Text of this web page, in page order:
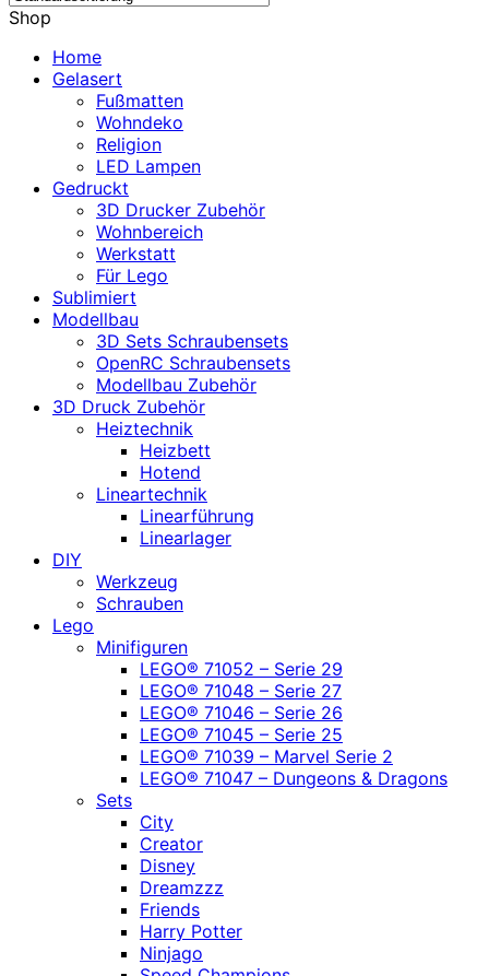
Shop
Home
Gelasert
Fußmatten
Wohndeko
Religion
LED Lampen
Gedruckt
3D Drucker Zubehör
Wohnbereich
Werkstatt
Für Lego
Sublimiert
Modellbau
3D Sets Schraubensets
OpenRC Schraubensets
Modellbau Zubehör
3D Druck Zubehör
Heiztechnik
Heizbett
Hotend
Lineartechnik
Linearführung
Linearlager
DIY
Werkzeug
Schrauben
Lego
Minifiguren
LEGO® 71052 – Serie 29
LEGO® 71048 – Serie 27
LEGO® 71046 – Serie 26
LEGO® 71045 – Serie 25
LEGO® 71039 – Marvel Serie 2
LEGO® 71047 – Dungeons & Dragons
Sets
City
Creator
Disney
Dreamzzz
Friends
Harry Potter
Ninjago